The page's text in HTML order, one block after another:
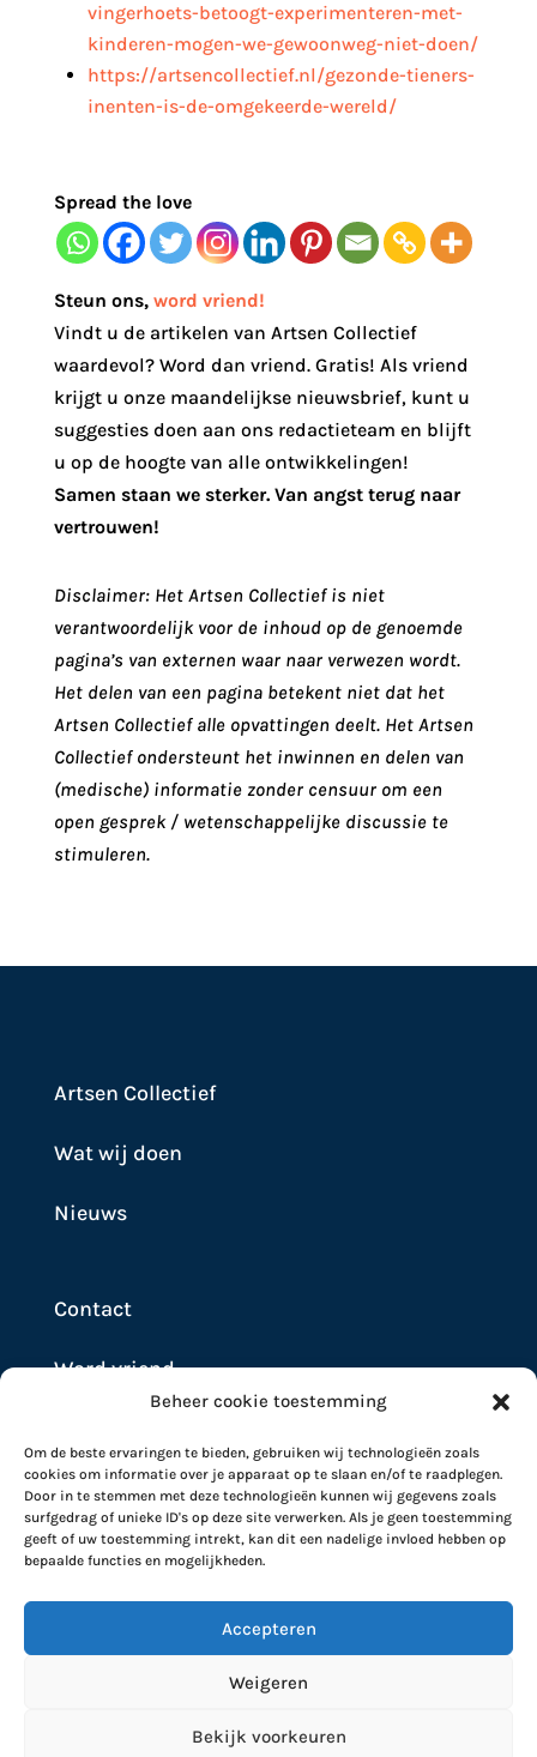
Beheer cookie toestemming
Om de beste ervaringen te bieden, gebruiken wij technologieën zoals
cookies om informatie over je apparaat op te slaan en/of te raadplegen.
Door in te stemmen met deze technologieën kunnen wij gegevens zoals
surfgedrag of unieke ID's op deze site verwerken. Als je geen toestemming
geeft of uw toestemming intrekt, kan dit een nadelige invloed hebben op
bepaalde functies en mogelijkheden.
Accepteren
Weigeren
Bekijk voorkeuren
vingerhoets-betoogt-experimenteren-met-
kinderen-mogen-we-gewoonweg-niet-doen/
https://artsencollectief.nl/gezonde-tieners-
inenten-is-de-omgekeerde-wereld/
Spread the love
Steun ons, word vriend!
Vindt u de artikelen van Artsen Collectief
waardevol? Word dan vriend. Gratis! Als vriend
krijgt u onze maandelijkse nieuwsbrief, kunt u
suggesties doen aan ons redactieteam en blijft
u op de hoogte van alle ontwikkelingen!
Samen staan we sterker. Van angst terug naar
vertrouwen!
Disclaimer: Het Artsen Collectief is niet
verantwoordelijk voor de inhoud op de genoemde
pagina’s van externen waar naar verwezen wordt.
Het delen van een pagina betekent niet dat het
Artsen Collectief alle opvattingen deelt. Het Artsen
Collectief ondersteunt het inwinnen en delen van
(medische) informatie zonder censuur om een
open gesprek / wetenschappelijke discussie te
stimuleren.
Artsen Collectief
Wat wij doen
Nieuws
Contact
Word vriend
Privacy Statement|